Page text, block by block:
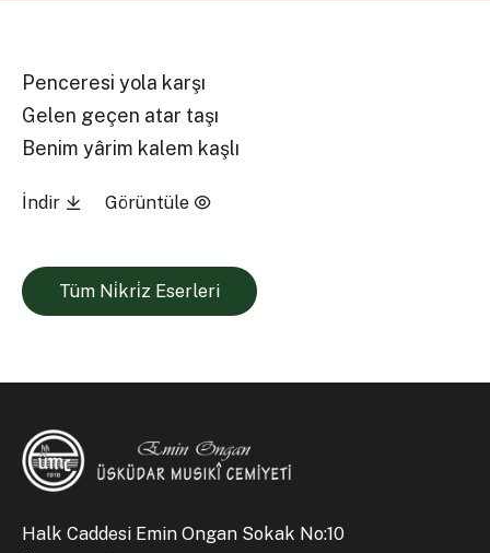
Penceresi yola karşı
Gelen geçen atar taşı
Benim yârim kalem kaşlı
İndir Görüntüle
Tüm Ni̇kri̇z Eserleri
Halk Caddesi Emin Ongan Sokak No:10